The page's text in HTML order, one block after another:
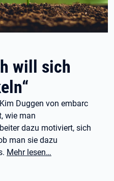
will sich
Duggen von embarc
wie man
dazu motiviert, sich
man sie dazu
Mehr lesen…